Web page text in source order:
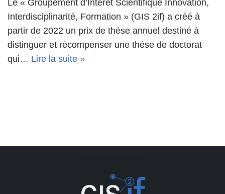
Le « Groupement d’Intérêt Scientifique Innovation,
Interdisciplinarité, Formation » (GIS 2if) a créé à
partir de 2022 un prix de thèse annuel destiné à
distinguer et récompenser une thèse de doctorat
qui… Lire la suite »